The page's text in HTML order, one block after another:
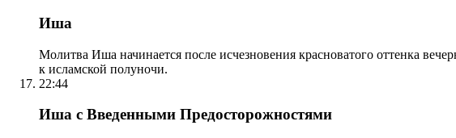
Иша
Молитва Иша начинается после исчезновения красноватого оттенка
к исламской полуночи.
22:44
Иша с Введенными Предосторожностями